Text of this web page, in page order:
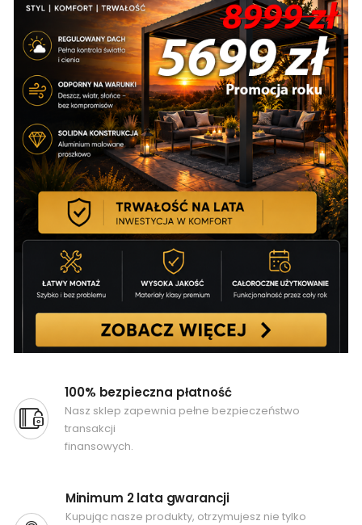
100% bezpieczna płatność
Nasz sklep zapewnia pełne bezpieczeństwo
transakcji
finansowych.
Minimum 2 lata gwarancji
Kupując nasze produkty, otrzymujesz nie tylko